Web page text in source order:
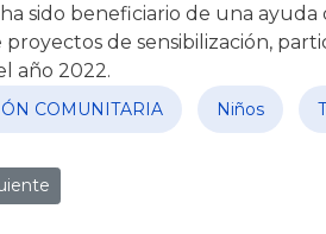
sido beneficiario de una ayuda
proyectos de sensibilización,
año 2022.
COMUNITARIA Niños
LA GRABACIÓN DEL
siguiente: COMPETICIÓN DE